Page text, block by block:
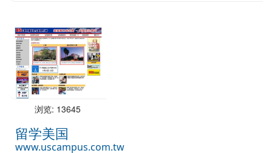
浏览: 13645
留学美国
www.uscampus.com.tw